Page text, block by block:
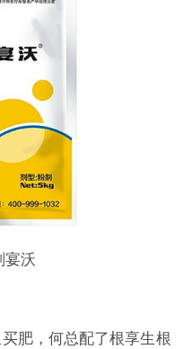
宴沃
肥，何总配了根享生根